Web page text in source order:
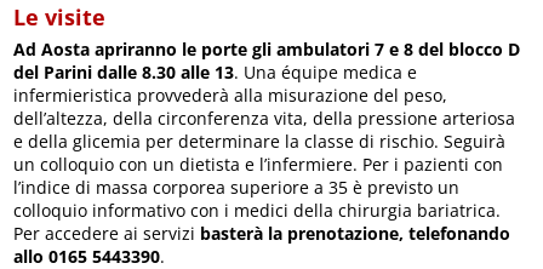
Le visite
Ad Aosta apriranno le porte gli ambulatori 7 e 8 del blocco D
del Parini dalle 8.30 alle 13. Una équipe medica e
infermieristica provvederà alla misurazione del peso,
dell’altezza, della circonferenza vita, della pressione arteriosa
e della glicemia per determinare la classe di rischio. Seguirà
un colloquio con un dietista e l’infermiere. Per i pazienti con
l’indice di massa corporea superiore a 35 è previsto un
colloquio informativo con i medici della chirurgia bariatrica.
Per accedere ai servizi basterà la prenotazione, telefonando
allo 0165 5443390.